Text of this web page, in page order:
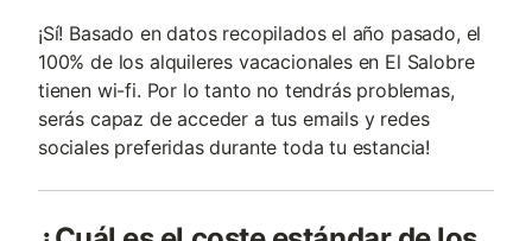
¡Sí! Basado en datos recopilados el año pasado, el
100% de los alquileres vacacionales en El Salobre
tienen wi-fi. Por lo tanto no tendrás problemas,
serás capaz de acceder a tus emails y redes
sociales preferidas durante toda tu estancia!